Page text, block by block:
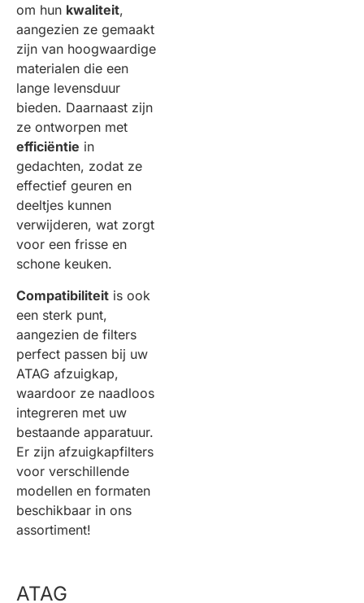
om hun kwaliteit,
aangezien ze gemaakt
zijn van hoogwaardige
materialen die een
lange levensduur
bieden. Daarnaast zijn
ze ontworpen met
efficiëntie in
gedachten, zodat ze
effectief geuren en
deeltjes kunnen
verwijderen, wat zorgt
voor een frisse en
schone keuken.
Compatibiliteit is ook
een sterk punt,
aangezien de filters
perfect passen bij uw
ATAG afzuigkap,
waardoor ze naadloos
integreren met uw
bestaande apparatuur.
Er zijn afzuigkapfilters
voor verschillende
modellen en formaten
beschikbaar in ons
assortiment!
ATAG